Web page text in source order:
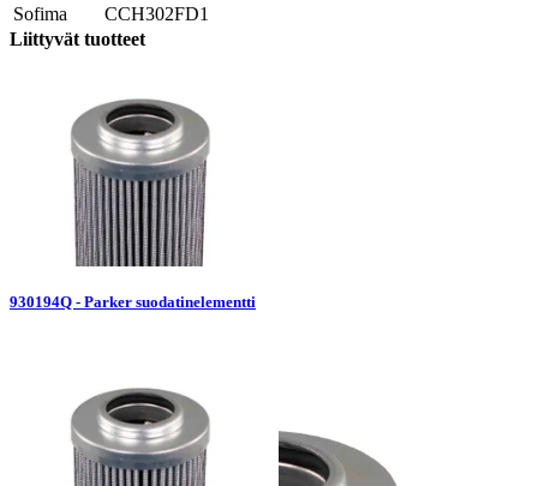
Sofima
CCH302FD1
Liittyvät tuotteet
930194Q - Parker suodatinelementti